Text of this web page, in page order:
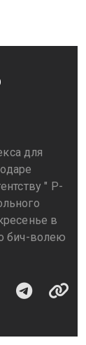
для
" Р-
в
бич-волею